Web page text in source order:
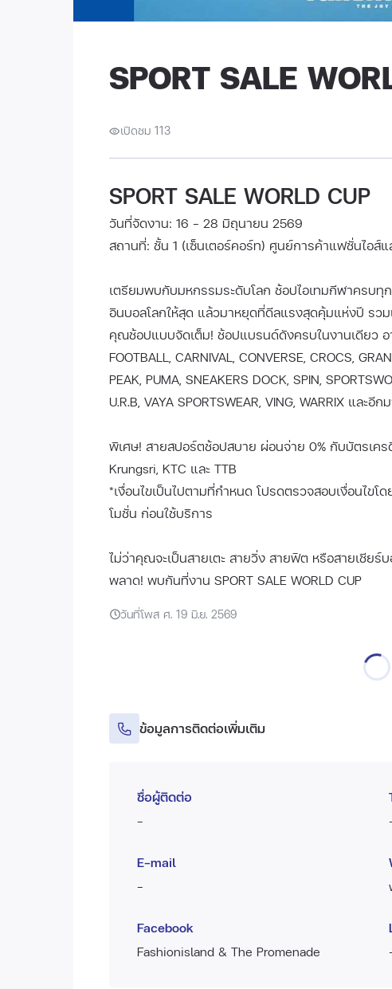
SPORT SALE
เปิดชม 113
SPORT SALE WORLD CUP
วันที่จัดงาน: 16 - 28 มิถุนายน 2569
สถานที่: ชั้น 1 (เซ็นเตอร์คอร์ท) ศูนย์การค้าแฟชั่นไอส์
เตรียมพบกับมหกรรมระดับโลก ช้อปไอเทมกีฬาครบทุก
อินบอลโลกให้สุด แล้วมาหยุดที่ดีลแรงสุดคุ้มแห่งปี ร
คุณช้อปแบบจัดเต็ม! ช้อปแบรนด์ดังครบในงานเดียว อา
FOOTBALL, CARNIVAL, CONVERSE, CROCS,
PEAK, PUMA, SNEAKERS DOCK, SPIN,
U.R.B, VAYA SPORTSWEAR, VING, WARRIX และอีก
พิเศษ! สายสปอร์ตช้อปสบาย ผ่อนจ่าย 0% กับบัตรเค
Krungsri, KTC และ TTB
*เงื่อนไขเป็นไปตามที่กำหนด โปรดตรวจสอบเงื่อนไข
โมชั่น ก่อนใช้บริการ
ไม่ว่าคุณจะเป็นสายเตะ สายวิ่ง สายฟิต หรือสายเชี
พลาด! พบกันที่งาน SPORT SALE WORLD CUP
วันที่โพส ศ. 19 มิ.ย. 2569
ข้อมูลการติดต่อเพิ่มเติม
ชื่อผู้ติดต่อ
-
E-mail
-
Facebook
Fashionisland & The Promenade